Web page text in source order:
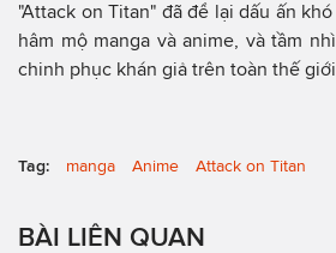
"Attack on Titan" đã để lại dấu ấn
hâm mộ manga và anime, và tầm
chinh phục khán giả trên toàn thế
Tag: manga Anime Attack on Titan
BÀI LIÊN QUAN